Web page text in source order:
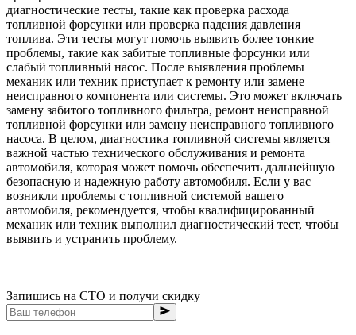
диагностические тесты, такие как проверка расхода
топливной форсунки или проверка падения давления
топлива. Эти тесты могут помочь выявить более тонкие
проблемы, такие как забитые топливные форсунки или
слабый топливный насос. После выявления проблемы
механик или техник приступает к ремонту или замене
неисправного компонента или системы. Это может включать
замену забитого топливного фильтра, ремонт неисправной
топливной форсунки или замену неисправного топливного
насоса. В целом, диагностика топливной системы является
важной частью технического обслуживания и ремонта
автомобиля, которая может помочь обеспечить дальнейшую
безопасную и надежную работу автомобиля. Если у вас
возникли проблемы с топливной системой вашего
автомобиля, рекомендуется, чтобы квалифицированный
механик или техник выполнил диагностический тест, чтобы
выявить и устранить проблему.
Запишись на СТО и получи скидку